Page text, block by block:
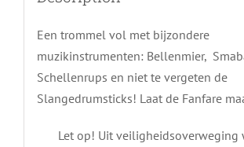
Een trommel vol met bijzondere
muzikinstrumenten: Bellenmier,
Schellenrups en niet te vergeten de
Slangedrumsticks! Laat de Fanfare
Let op! Uit